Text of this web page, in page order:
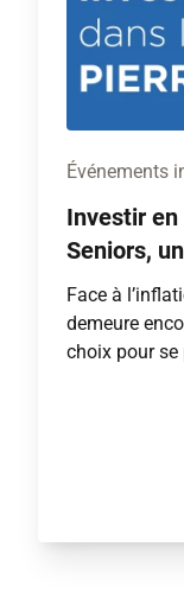
Événements
Investir
Seniors,
Face à
demeure
choix pour se